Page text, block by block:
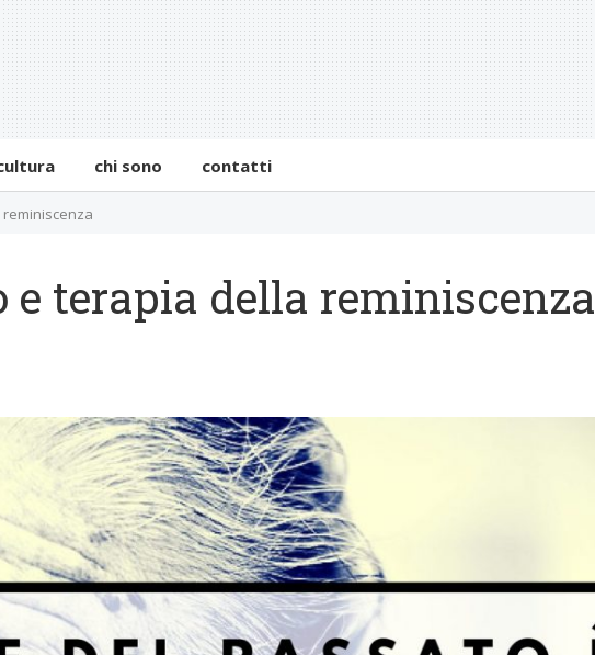
chi sono contatti
e terapia della reminiscenza